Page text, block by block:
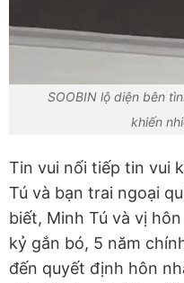
SOOBIN lộ diện bên
khiến
Tin vui nối tiếp tin vui
Tú và bạn trai ngoại
biết, Minh Tú và vị
kỷ gắn bó, 5 năm
đến quyết định hôn